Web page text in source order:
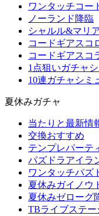
ワンタッチコー
ノーランド降臨
シャルル&マリ
コードギアスコ
コードギアスコ
1点狙いガチャ
10連ガチャシミ
夏休みガチャ
当たりと最新情
交換おすすめ
テンプレパーテ
パズドラアイラ
ワンタッチパズ
夏休みガイノウ
夏休みゼローグ
TBライブステー